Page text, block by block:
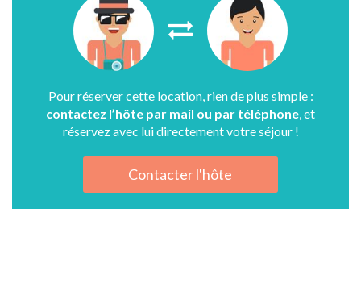
Pour réserver cette location, rien de plus simple :
contactez l’hôte par mail ou par téléphone, et
réservez avec lui directement votre séjour !
Contacter l'hôte